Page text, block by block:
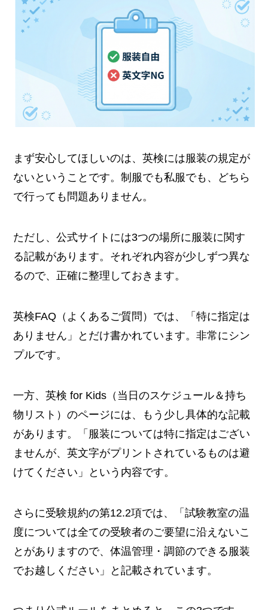
まず安心してほしいのは、英検には服装の規定が
ないということです。制服でも私服でも、どちら
で行っても問題ありません。
ただし、公式サイトには3つの場所に服装に関す
る記載があります。それぞれ内容が少しずつ異な
るので、正確に整理しておきます。
英検FAQ（よくあるご質問）では、「特に指定は
ありません」とだけ書かれています。非常にシン
プルです。
一方、英検 for Kids（当日のスケジュール＆持ち
物リスト）のページには、もう少し具体的な記載
があります。「服装については特に指定はござい
ませんが、英文字がプリントされているものは避
けてください」という内容です。
さらに受験規約の第12.2項では、「試験教室の温
度については全ての受験者のご要望に沿えないこ
とがありますので、体温管理・調節のできる服装
でお越しください」と記載されています。